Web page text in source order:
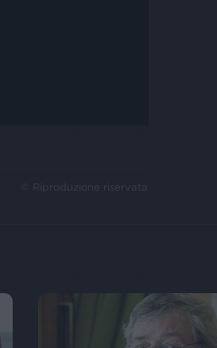
© Riproduzione riservata